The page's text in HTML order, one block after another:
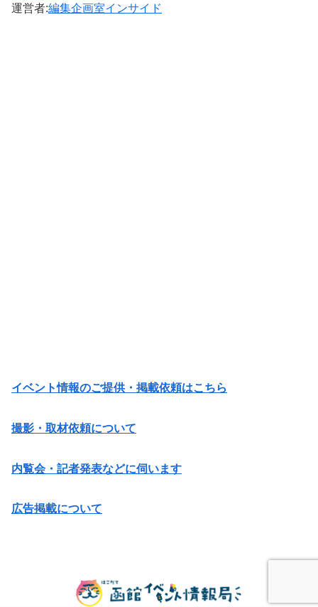
運営者:編集企画室インサイド
イベント情報のご提供・掲載依頼はこちら
撮影・取材依頼について
内覧会・記者発表などに伺います
広告掲載について